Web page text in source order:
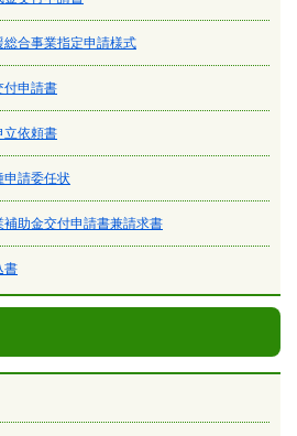
合事業指定申請様式
付申請書
立依頼書
申請委任状
助金交付申請書兼請求書
書